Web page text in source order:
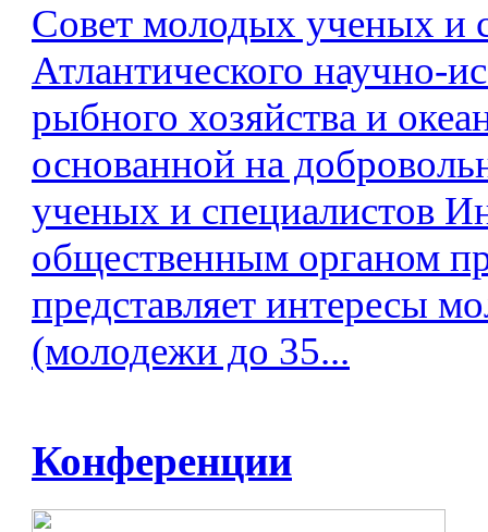
Совет молодых ученых и
Атлантического научно-
рыбного хозяйства и
основанной на
ученых и специалистов
общественным органом
представляет интересы
(молодежи до 35...
Конференции